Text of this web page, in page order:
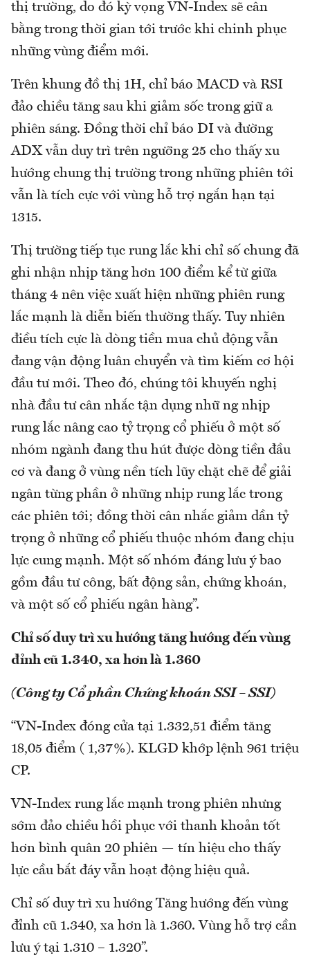
thị trường, do đó kỳ vọng VN-Index sẽ cân
bằng trong thời gian tới trước khi chinh phục
những vùng điểm mới.
Trên khung đồ thị 1H, chỉ báo MACD và RSI
đảo chiều tăng sau khi giảm sốc trong giữ a
phiên sáng. Đồng thời chỉ báo DI và đường
ADX vẫn duy trì trên ngưỡng 25 cho thấy xu
hướng chung thị trường trong những phiên tới
vẫn là tích cực với vùng hỗ trợ ngắn hạn tại
1315.
Thị trường tiếp tục rung lắc khi chỉ số chung đã
ghi nhận nhịp tăng hơn 100 điểm kể từ giữa
tháng 4 nên việc xuất hiện những phiên rung
lắc mạnh là diễn biến thường thấy. Tuy nhiên
điều tích cực là dòng tiền mua chủ động vẫn
đang vận động luân chuyển và tìm kiếm cơ hội
đầu tư mới. Theo đó, chúng tôi khuyến nghị
nhà đầu tư cân nhắc tận dụng nhữ ng nhịp
rung lắc nâng cao tỷ trọng cổ phiếu ở một số
nhóm ngành đang thu hút được dòng tiền đầu
cơ và đang ở vùng nền tích lũy chặt chẽ để giải
ngân từng phần ở những nhịp rung lắc trong
các phiên tới; đồng thời cân nhắc giảm dần tỷ
trọng ở những cổ phiếu thuộc nhóm đang chịu
lực cung mạnh. Một số nhóm đáng lưu ý bao
gồm đầu tư công, bất động sản, chứng khoán,
và một số cổ phiếu ngân hàng”.
Chỉ số duy trì xu hướng tăng hướng đến vùng
đỉnh cũ 1.340, xa hơn là 1.360
(Công ty Cổ phần Chứng khoán SSI – SSI)
“VN-Index đóng cửa tại 1.332,51 điểm tăng
18,05 điểm ( 1,37%). KLGD khớp lệnh 961 triệu
CP.
VN-Index rung lắc mạnh trong phiên nhưng
sớm đảo chiều hồi phục với thanh khoản tốt
hơn bình quân 20 phiên — tín hiệu cho thấy
lực cầu bắt đáy vẫn hoạt động hiệu quả.
Chỉ số duy trì xu hướng Tăng hướng đến vùng
đỉnh cũ 1.340, xa hơn là 1.360. Vùng hỗ trợ cần
lưu ý tại 1.310 – 1.320”.